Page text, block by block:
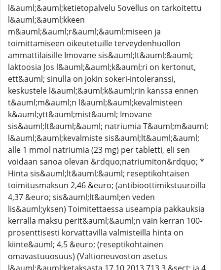
l&auml;&auml;ketietopalvelu Sovellus on tarkoitettu
l&auml;&auml;kkeen
m&auml;&auml;r&auml;&auml;miseen ja
toimittamiseen oikeutetuille terveydenhuollon
ammattilaisille Imovane sis&auml;lt&auml;&auml;
laktoosia Jos l&auml;&auml;k&auml;ri on kertonut,
ett&auml; sinulla on jokin sokeri-intoleranssi,
keskustele l&auml;&auml;k&auml;rin kanssa ennen
t&auml;m&auml;n l&auml;&auml;kevalmisteen
k&auml;ytt&auml;mist&auml; Imovane
sis&auml;lt&auml;&auml; natriumia T&auml;m&auml;
l&auml;&auml;kevalmiste sis&auml;lt&auml;&auml;
alle 1 mmol natriumia (23 mg) per tabletti, eli sen
voidaan sanoa olevan &rdquo;natriumiton&rdquo; *
Hinta sis&auml;lt&auml;&auml; reseptikohtaisen
toimitusmaksun 2,46 &euro; (antibioottimikstuuroilla
4,37 &euro; sis&auml;lt&auml;en veden
lis&auml;yksen) Toimitettaessa useampia pakkauksia
kerralla maksu perit&auml;&auml;n vain kerran 100-
prosenttisesti korvattavilla valmisteilla hinta on
kiinte&auml; 4,5 &euro; (reseptikohtainen
omavastuuosuus) (Valtioneuvoston asetus